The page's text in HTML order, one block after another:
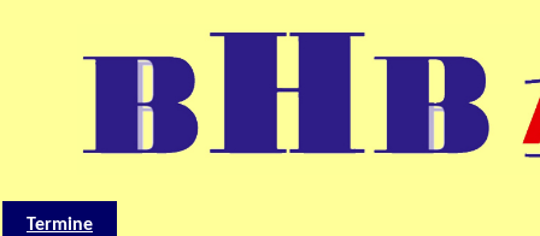
Termine